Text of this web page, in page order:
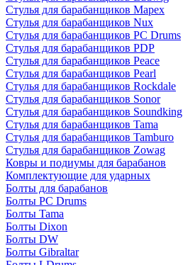
Стулья для барабанщиков Mapex
Стулья для барабанщиков Nux
Стулья для барабанщиков PC Drums
Стулья для барабанщиков PDP
Стулья для барабанщиков Peace
Стулья для барабанщиков Pearl
Стулья для барабанщиков Rockdale
Стулья для барабанщиков Sonor
Стулья для барабанщиков Soundking
Стулья для барабанщиков Tama
Стулья для барабанщиков Tamburo
Стулья для барабанщиков Zowag
Ковры и подиумы для барабанов
Комплектующие для ударных
Болты для барабанов
Болты PC Drums
Болты Tama
Болты Dixon
Болты DW
Болты Gibraltar